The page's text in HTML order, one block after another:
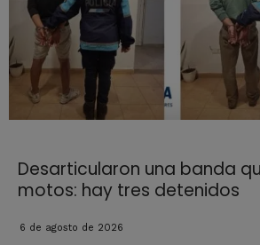
Desarticularon una banda
motos: hay tres detenidos
6 de agosto de 2026